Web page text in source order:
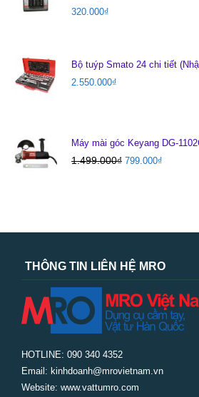
320.000₫
Bộ tuýp Smato 24 chi tiết
2.550.000₫
Máy mài góc Keyang DG-
1.499.000₫ 799.000₫
THÔNG TIN LIÊN HỆ MRO
HOTLINE: 090 340 4352
Email: kinhdoanh@mrovietnam.vn
Website: www.vattumro.com